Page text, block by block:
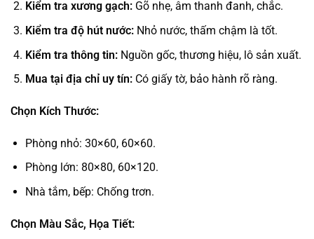
Kiểm tra xương gạch:Gõ nhẹ, âm thanh đanh, chắc.
Kiểm tra độ hút nước:Nhỏ nước, thấm chậm là tốt.
Kiểm tra thông tin:Nguồn gốc, thương hiệu, lô sản xuất.
Mua tại địa chỉ uy tín:Có giấy tờ, bảo hành rõ ràng.
Chọn Kích Thước:
Phòng nhỏ: 30×60, 60×60.
Phòng lớn: 80×80, 60×120.
Nhà tắm, bếp: Chống trơn.
Chọn Màu Sắc, Họa Tiết: